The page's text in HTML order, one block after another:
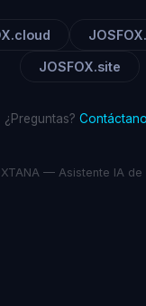
JOSFOX.site
¿Preguntas?
— Asistente IA de